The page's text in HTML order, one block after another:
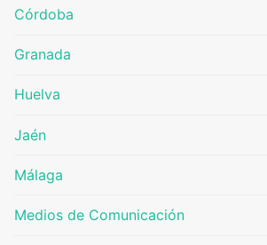
Córdoba
Granada
Huelva
Jaén
Málaga
Medios de Comunicación